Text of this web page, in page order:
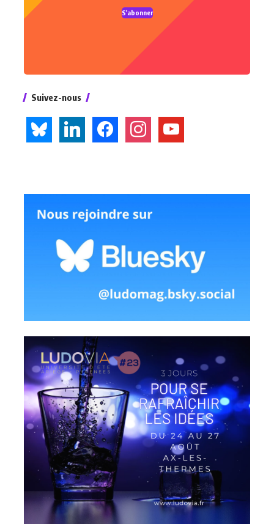
S'abonner
Suivez-nous
bluesky linkedin facebook instagramyoutube